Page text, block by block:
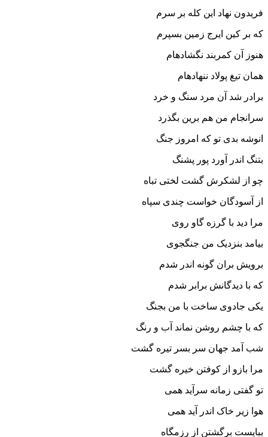
فریدون نهاد این کله بر سرم
که بر کین ایرج زمین بسپرم‏
هنوز آن کمربند نگشاده‏ام
همان تیغ پولاد ننهاده‏ام‏
برادر شد آن مرد سنگ و خرد
سرانجام من هم برین بگذرد
انوشه بدى تو که امروز جنگ
بتنگ اندر آورد پور پشنگ‏
چو از لشکرش گشت لختى تباه
از آسودگان خواست چندى سپاه‏
مرا دید با گرزه گاو روى
بیامد بنزدیک من جنگجوى‏
برویش بران گونه اندر شدم
که با دیدگانش برابر شدم‏
یکى جادوى ساخت با من بجنگ
که با چشم روشن نماند آب و رنگ‏
شب آمد جهان سر بسر تیره گشت
مرا بازو از کوفتن خیره گشت‏
تو گفتى زمانه سرآید همى
هوا زیر خاک اندر آید همى‏
ببایست برگشتن از رزمگاه